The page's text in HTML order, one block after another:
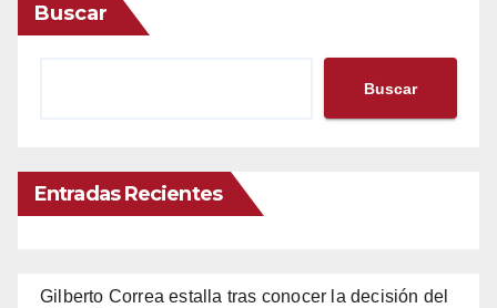
Buscar
Buscar
Entradas Recientes
Gilberto Correa estalla tras conocer la decisión del